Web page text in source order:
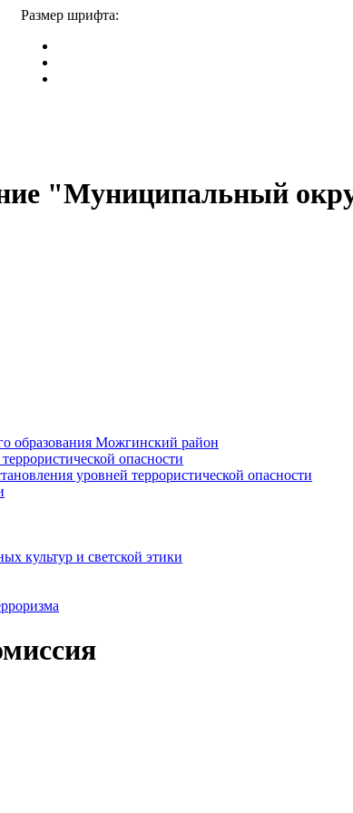
Размер шрифта:
"Муниципальный
образования Можгинский район
опасности
уровней террористической опасности
культур и светской этики